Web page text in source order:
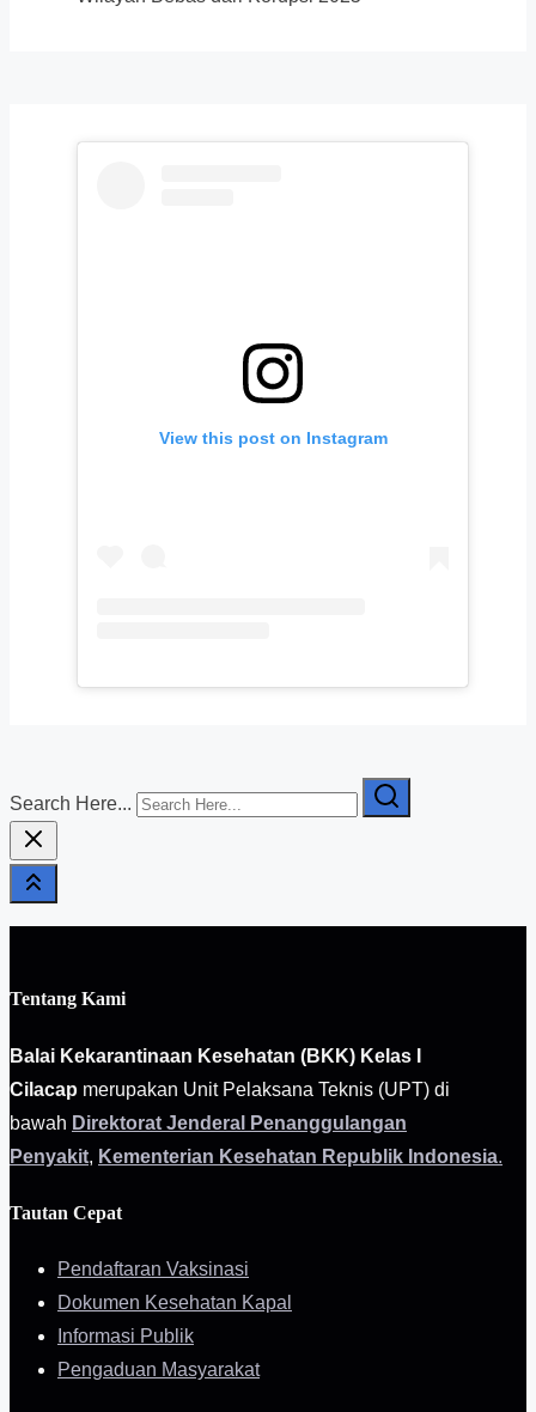
View this post on Instagram
Search Here...
Tentang Kami
Balai Kekarantinaan Kesehatan (BKK) Kelas I
Cilacap merupakan Unit Pelaksana Teknis (UPT) di
bawah Direktorat Jenderal Penanggulangan
Penyakit, Kementerian Kesehatan Republik Indonesia.
Tautan Cepat
Pendaftaran Vaksinasi
Dokumen Kesehatan Kapal
Informasi Publik
Pengaduan Masyarakat